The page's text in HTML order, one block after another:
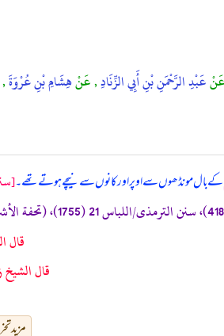
عَبْدِ الرَّحْمَنِ بْنِ أَبِي الزِّنَادِ, عَنْهِشَامِ بْنِ عُرْوَةَ
کے بال مونڈھوں سے اوپر اور کانوں سے نیچے ہوتے تھے۔
قال
قال الشيخ
مزید